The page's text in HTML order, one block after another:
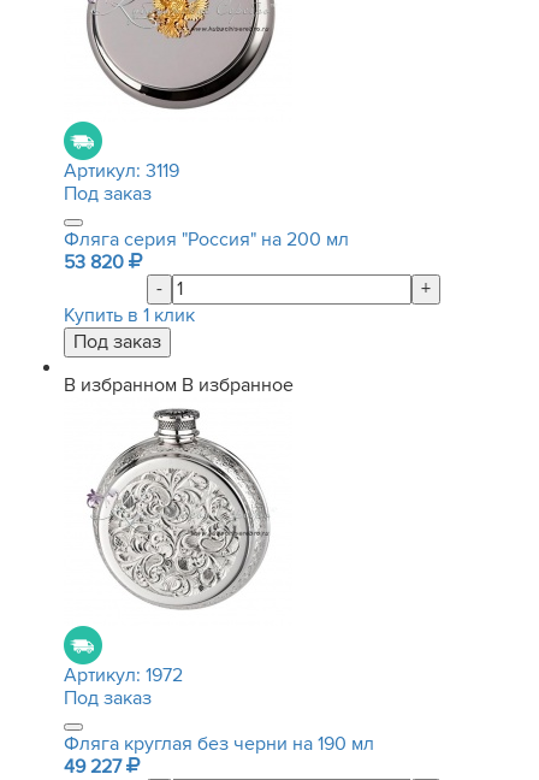
Артикул: 3119
Под заказ
Фляга серия "Россия" на 200 мл
53 820
-
+
Купить в 1 клик
В избранном В избранное
Артикул: 1972
Под заказ
Фляга круглая без черни на 190 мл
49 227